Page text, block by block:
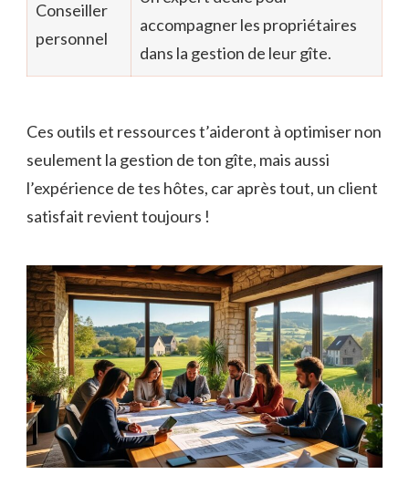
Conseiller
personnel
accompagner les propriétaires
dans la gestion de leur gîte.
Ces outils et ressources t’aideront à optimiser non
seulement la gestion de ton gîte, mais aussi
l’expérience de tes hôtes, car après tout, un client
satisfait revient toujours !